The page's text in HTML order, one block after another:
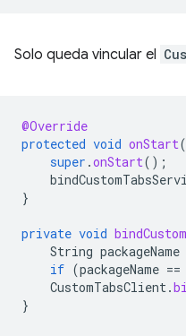
Solo queda vincular el
@Override
protected void onStart
super .onStart();
}
private void
String packageName
if (packageName ==
CustomTabsClient.
}